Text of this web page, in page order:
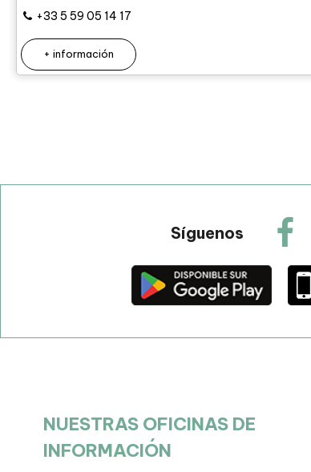
+33 5 59 05 14 17
+ información
Síguenos
NUESTRAS OFICINAS DE
INFORMACIÓN